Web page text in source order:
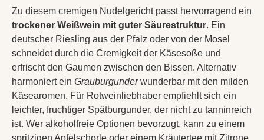
Zu diesem cremigen Nudelgericht passt hervorragend ein
trockener Weißwein mit guter Säurestruktur. Ein
deutscher Riesling aus der Pfalz oder von der Mosel
schneidet durch die Cremigkeit der Käsesoße und
erfrischt den Gaumen zwischen den Bissen. Alternativ
harmoniert ein Grauburgunderwunderbar mit den milden
Käsearomen. Für Rotweinliebhaber empfiehlt sich ein
leichter, fruchtiger Spätburgunder, der nicht zu tanninreich
ist. Wer alkoholfreie Optionen bevorzugt, kann zu einem
spritzigen Apfelschorle oder einem Kräutertee mit Zitrone